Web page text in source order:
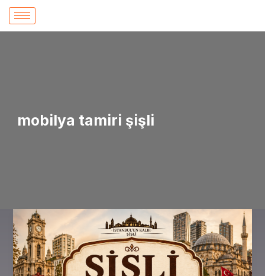
İçeriğe
atla
mobilya tamiri şişli
Şişli
Marangoz
0546
571
67